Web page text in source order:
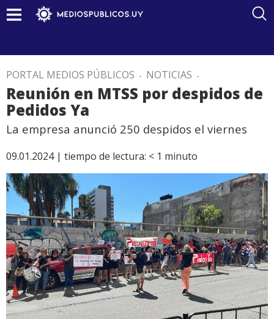
PORTAL MEDIOS PÚBLICOS . NOTICIAS .
Reunión en MTSS por despidos de
Pedidos Ya
La empresa anunció 250 despidos el viernes
09.01.2024 | tiempo de lectura: < 1 minuto